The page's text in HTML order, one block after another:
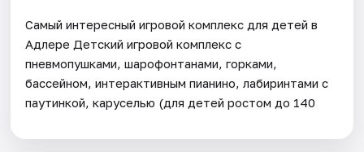
Самый интересный игровой комплекс для детей в
Адлере Детский игровой комплекс с
пневмопушками, шарофонтанами, горками,
бассейном, интерактивным пианино, лабиринтами с
паутинкой, каруселью (для детей ростом до 140